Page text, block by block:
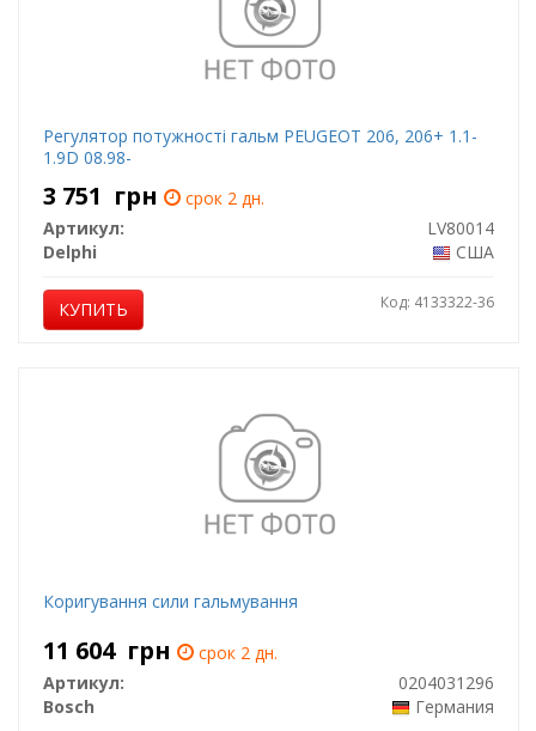
Регулятор потужності гальм PEUGEOT 206, 206+ 1.1-
1.9D 08.98-
3 751 грн
срок 2 дн.
Артикул:
LV80014
Delphi
США
КУПИТЬ Код: 4133322-36
Коригування сили гальмування
11 604 грн
срок 2 дн.
Артикул:
0204031296
Bosch
Германия